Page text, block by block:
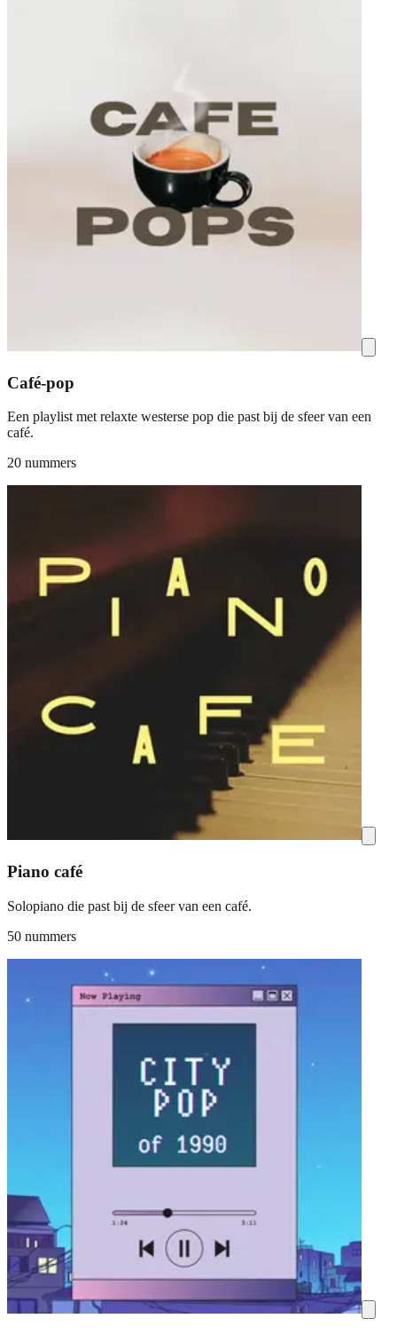
Café-pop
Een playlist met relaxte westerse pop die past bij de sfeer van een
café.
20 nummers
Piano café
Solopiano die past bij de sfeer van een café.
50 nummers